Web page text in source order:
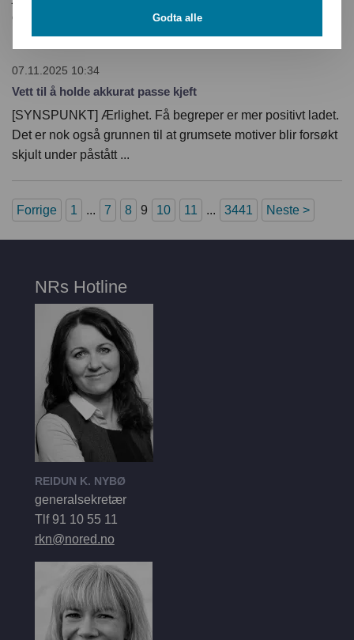
overtramp mot Politihøgskolen. — Dette er et ganske grelt
brudd på prinsippet om akademisk frihet.
07.11.2025 10:34
Vett til å holde akkurat passe kjeft
[SYNSPUNKT] Ærlighet. Få begreper er mer positivt ladet.
Det er nok også grunnen til at grumsete motiver blir forsøkt
skjult under påstått ...
Forrige 1 ... 7 8 9 10 11 ... 3441 Neste >
NRs Hotline
REIDUN K. NYBØ
generalsekretær
Tlf 91 10 55 11
rkn@nored.no
Godta alle